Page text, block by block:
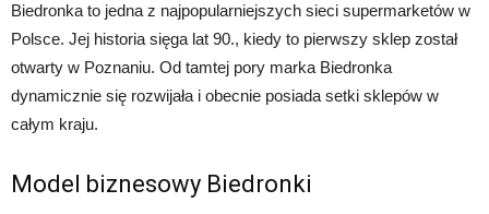
Biedronka to jedna z najpopularniejszych sieci supermarketów w
Polsce. Jej historia sięga lat 90., kiedy to pierwszy sklep został
otwarty w Poznaniu. Od tamtej pory marka Biedronka
dynamicznie się rozwijała i obecnie posiada setki sklepów w
całym kraju.
Model biznesowy Biedronki